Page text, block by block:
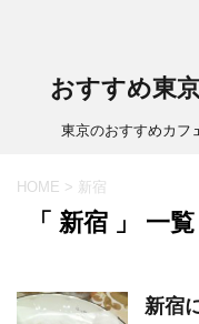
おすすめ東
東京のおすすめカフ
HOME > 新宿
「 新宿 」 一覧
新宿